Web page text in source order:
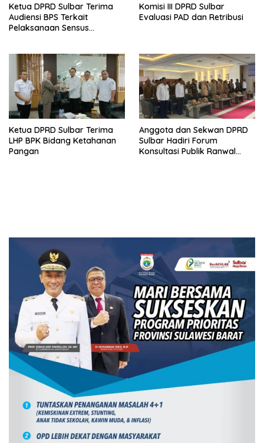
Ketua DPRD Sulbar Terima
Audiensi BPS Terkait
Pelaksanaan Sensus
Komisi III DPRD Sulbar
Evaluasi PAD dan Retribusi
Ketua DPRD Sulbar Terima
LHP BPK Bidang Ketahanan
Pangan
Anggota dan Sekwan DPRD
Sulbar Hadiri Forum
Konsultasi Publik Ranwal